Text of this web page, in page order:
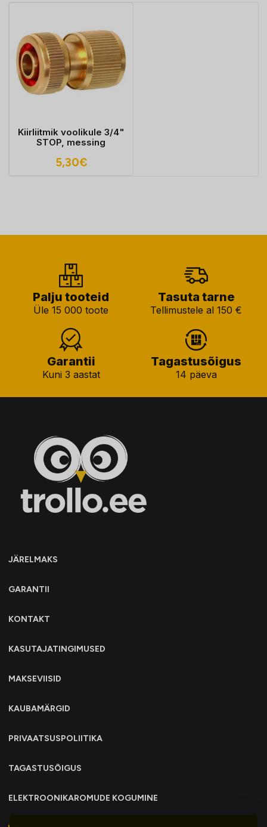
Kiirliitmik voolikule 3/4"
STOP, messing
5,30€
Palju tooteid
Üle 15 000 toote
Tasuta tarne
Tellimustele al 150 €
Garantii
Kuni 3 aastat
Tagastusõigus
14 päeva
JÄRELMAKS
GARANTII
KONTAKT
KASUTAJATINGIMUSED
MAKSEVIISID
KAUBAMÄRGID
PRIVAATSUSPOLIITIKA
TAGASTUSÕIGUS
ELEKTROONIKAROMUDE KOGUMINE